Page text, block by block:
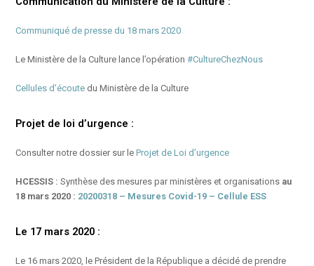
Communiqué de presse du 18 mars 2020
Le Ministère de la Culture lance l’opération #CultureChezNous
Cellules d’écoute du Ministère de la Culture
Projet de loi d’urgence :
Consulter notre dossier sur leProjet de Loi d’urgence
HCESSIS : Synthèse des mesures par ministères et organisations au
18 mars 2020 : 20200318 – Mesures Covid-19 – Cellule ESS
Le 17 mars 2020 :
Le 16 mars 2020, le Président de la République a décidé de prendre